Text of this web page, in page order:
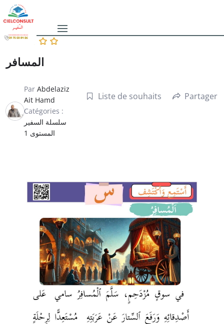
المسافر
Par Abdelaziz
Ait Hamd
Catégories :
سلسلة السفير
المستوى 1
Liste de souhaits Partager